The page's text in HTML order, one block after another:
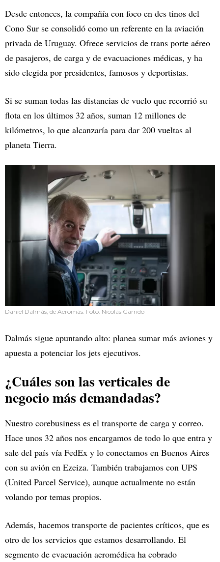
Desde entonces, la compañía con foco en des tinos del
Cono Sur se consolidó como un referente en la aviación
privada de Uruguay. Ofrece servicios de trans porte aéreo
de pasajeros, de carga y de evacuaciones médicas, y ha
sido elegida por presidentes, famosos y deportistas.
Si se suman todas las distancias de vuelo que recorrió su
flota en los últimos 32 años, suman 12 millones de
kilómetros, lo que alcanzaría para dar 200 vueltas al
planeta Tierra.
Daniel Dalmás, de Aeromás. Foto: Nicolás Garrido
Dalmás sigue apuntando alto: planea sumar más aviones y
apuesta a potenciar los jets ejecutivos.
¿Cuáles son las verticales de
negocio más demandadas?
Nuestro corebusiness es el transporte de carga y correo.
Hace unos 32 años nos encargamos de todo lo que entra y
sale del país vía FedEx y lo conectamos en Buenos Aires
con su avión en Ezeiza. También trabajamos con UPS
(United Parcel Service), aunque actualmente no están
volando por temas propios.
Además, hacemos transporte de pacientes críticos, que es
otro de los servicios que estamos desarrollando. El
segmento de evacuación aeromédica ha cobrado